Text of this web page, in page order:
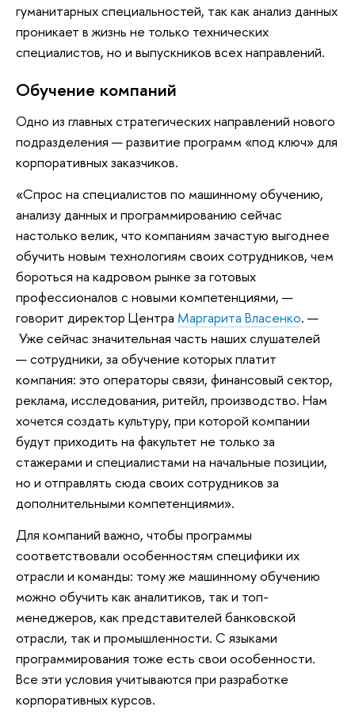
гуманитарных специальностей, так как анализ данных
проникает в жизнь не только технических
специалистов, но и выпускников всех направлений.
Обучение компаний
Одно из главных стратегических направлений нового
подразделения — развитие программ «под ключ» для
корпоративных заказчиков.
«Спрос на специалистов по машинному обучению,
анализу данных и программированию сейчас
настолько велик, что компаниям зачастую выгоднее
обучить новым технологиям своих сотрудников, чем
бороться на кадровом рынке за готовых
профессионалов с новыми компетенциями, —
говорит директор Центра Маргарита Власенко. —
Уже сейчас значительная часть наших слушателей
— сотрудники, за обучение которых платит
компания: это операторы связи, финансовый сектор,
реклама, исследования, ритейл, производство. Нам
хочется создать культуру, при которой компании
будут приходить на факультет не только за
стажерами и специалистами на начальные позиции,
но и отправлять сюда своих сотрудников за
дополнительными компетенциями».
Для компаний важно, чтобы программы
соответствовали особенностям специфики их
отрасли и команды: тому же машинному обучению
можно обучить как аналитиков, так и топ-
менеджеров, как представителей банковской
отрасли, так и промышленности. С языками
программирования тоже есть свои особенности.
Все эти условия учитываются при разработке
корпоративных курсов.